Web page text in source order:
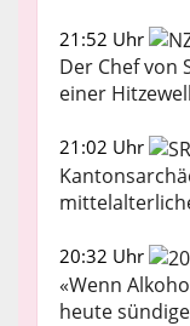
21:52 Uhr
Der Chef von
einer
21:02 Uhr
20:32 Uhr
«Wenn
heute